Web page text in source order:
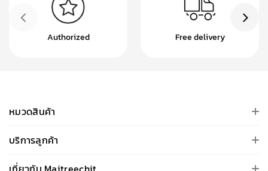
Authorized Free delivery
หมวดสินค้า
บริการลูกค้า